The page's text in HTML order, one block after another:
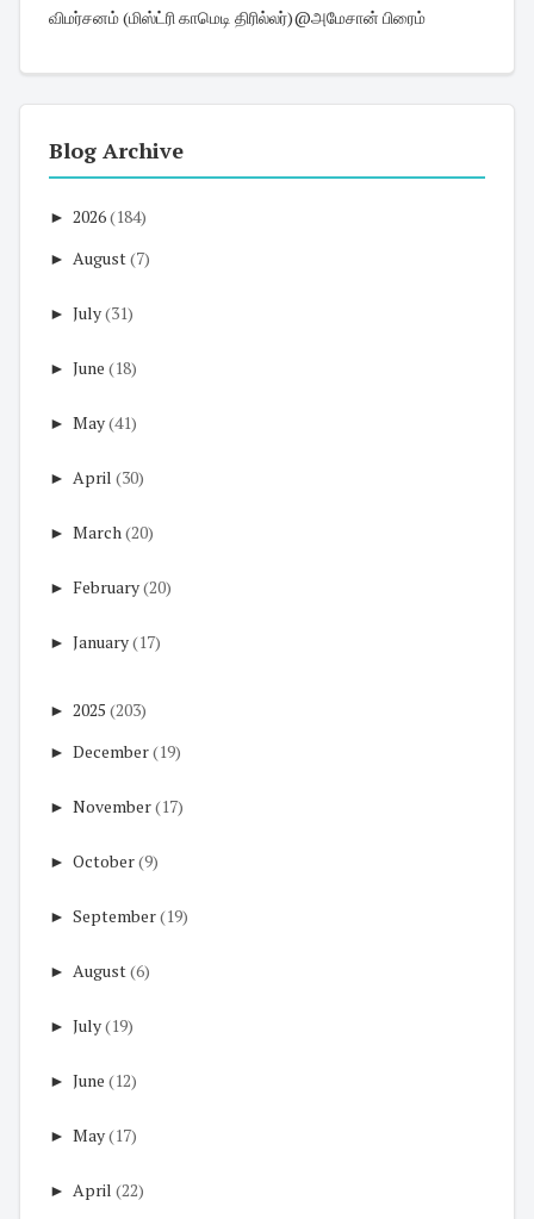
விமர்சனம் (மிஸ்ட்ரி காமெடி திரில்லர்)@அமேசான் பிரைம்
Blog Archive
► 2026(184)
► August(7)
► July(31)
► June (18)
► May(41)
► April (30)
► March(20)
► February(20)
► January(17)
► 2025 (203)
► December(19)
► November(17)
► October(9)
► September(19)
► August(6)
► July(19)
► June (12)
► May(17)
► April (22)